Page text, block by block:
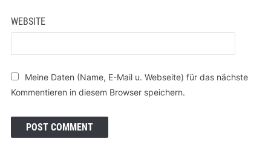
WEBSITE
Meine Daten (Name, E-Mail u. Webseite) für das nächste
Kommentieren in diesem Browser speichern.